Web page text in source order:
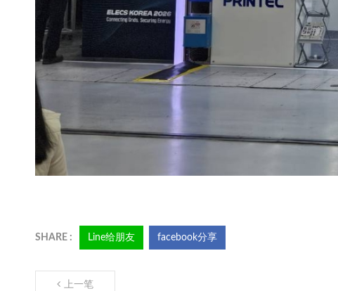
Line给朋友 facebook分享
上一笔